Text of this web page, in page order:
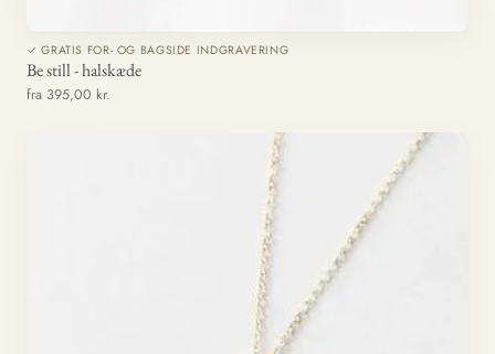
✓ GRATIS FOR- OG BAGSIDE INDGRAVERING
Be still - halskæde
fra 395,00 kr.